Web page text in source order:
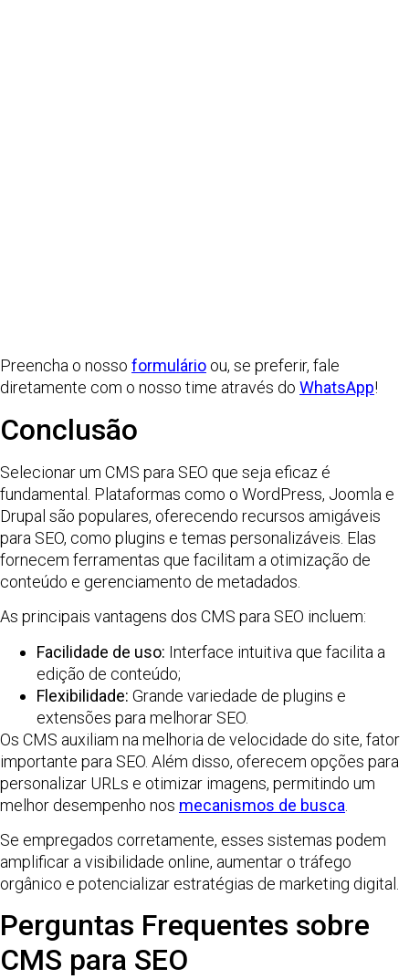
Preencha o nosso formulário ou, se preferir, fale
diretamente com o nosso time através do WhatsApp!
Conclusão
Selecionar um CMS para SEO que seja eficaz é
fundamental. Plataformas como o WordPress, Joomla e
Drupal são populares, oferecendo recursos amigáveis
para SEO, como plugins e temas personalizáveis. Elas
fornecem ferramentas que facilitam a otimização de
conteúdo e gerenciamento de metadados.
As principais vantagens dos CMS para SEO incluem:
Facilidade de uso: Interface intuitiva que facilita a
edição de conteúdo;
Flexibilidade: Grande variedade de plugins e
extensões para melhorar SEO.
Os CMS auxiliam na melhoria de velocidade do site, fator
importante para SEO. Além disso, oferecem opções para
personalizar URLs e otimizar imagens, permitindo um
melhor desempenho nos mecanismos de busca
Se empregados corretamente, esses sistemas podem
amplificar a visibilidade online, aumentar o tráfego
orgânico e potencializar estratégias de marketing digital.
Perguntas Frequentes sobre
CMS para SEO